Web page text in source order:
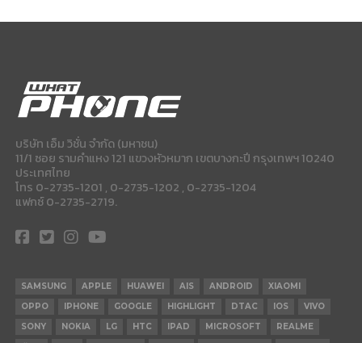
บริษัท เอ็ม วิชั่น จำกัด (มหาชน)
11/1 ซอย รามคำแหง 121 แขวงหัวหมาก เขตบางกะปี กรุงเทพฯ 10240
ประเทศไทย
โทร 0-2735-1201 , 0-2735-1202 , 0-2735-1204
แฟกซ์ 0-2735-2719.
SAMSUNG APPLE HUAWEI AIS ANDROID
XIAOMI
OPPO
IPHONE GOOGLE HIGHLIGHT DTAC IOS
VIVO
SONY
NOKIA LG HTC IPAD MICROSOFT
REALME